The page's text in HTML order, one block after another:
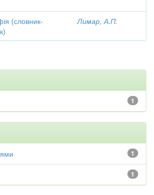
(словник-
Лимар, А.П.
1
1
1